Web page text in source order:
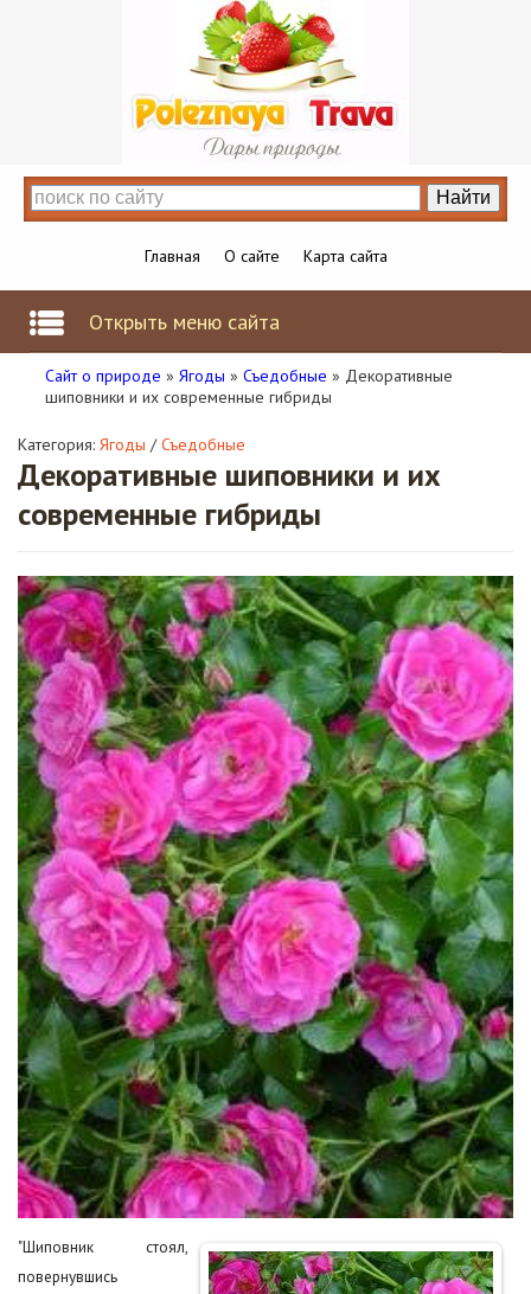
Главная О сайте Карта сайта
Открыть меню сайта
Сайт о природе » Ягоды » Съедобные » Декоративные
шиповники и их современные гибриды
Категория: Ягоды /Съедобные
Декоративные шиповники и их
современные гибриды
"Шиповник стоял,
повернувшись